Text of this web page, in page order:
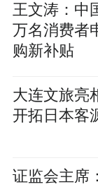
王文涛：中
万名消费者
购新补贴
大连文旅亮
开拓日本客
证监会主席